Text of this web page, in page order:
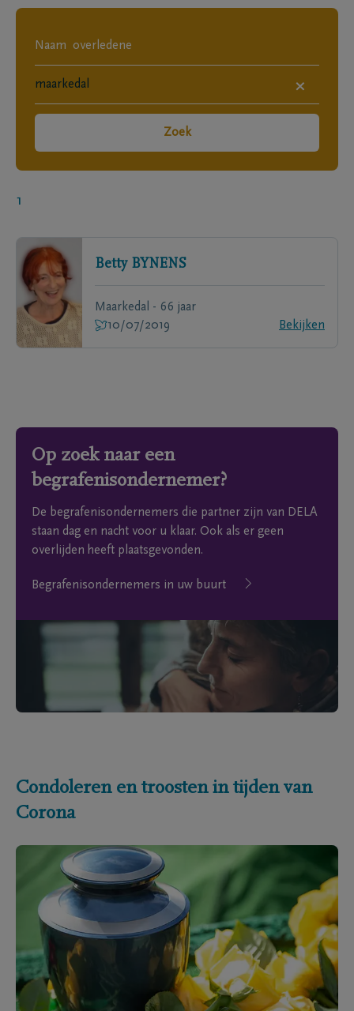
×
Zoek
1
Betty BYNENS
Maarkedal - 66 jaar
10/07/2019
Bekijken
Op zoek naar een
begrafenisondernemer?
De begrafenisondernemers die partner zijn van DELA
staan dag en nacht voor u klaar. Ook als er geen
overlijden heeft plaatsgevonden.
Begrafenisondernemers in uw buurt
Condoleren en troosten in tijden van
Corona